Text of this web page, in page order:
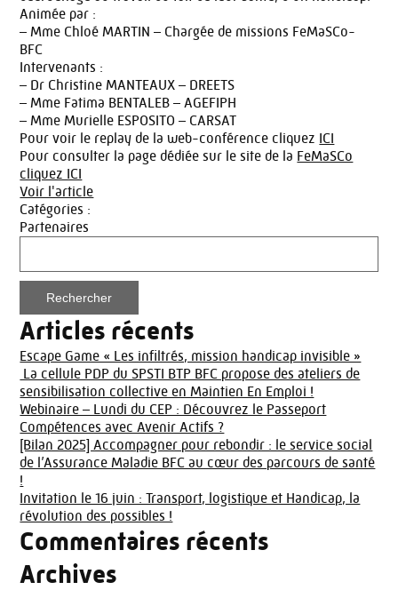
Animée par :
– Mme Chloé MARTIN – Chargée de missions FeMaSCo-
BFC
Intervenants :
– Dr Christine MANTEAUX – DREETS
– Mme Fatima BENTALEB – AGEFIPH
– Mme Murielle ESPOSITO – CARSAT
Pour voir le replay de la web-conférence cliquez ICI
Pour consulter la page dédiée sur le site de la FeMaSCo
cliquez ICI
Voir l'article
Catégories :
Partenaires
Articles récents
Escape Game « Les infiltrés, mission handicap invisible »
La cellule PDP du SPSTI BTP BFC propose des ateliers de
sensibilisation collective en Maintien En Emploi !
Webinaire – Lundi du CEP : Découvrez le Passeport
Compétences avec Avenir Actifs ?
[Bilan 2025] Accompagner pour rebondir : le service social
de l’Assurance Maladie BFC au cœur des parcours de santé
!
Invitation le 16 juin : Transport, logistique et Handicap, la
révolution des possibles !
Commentaires récents
Archives